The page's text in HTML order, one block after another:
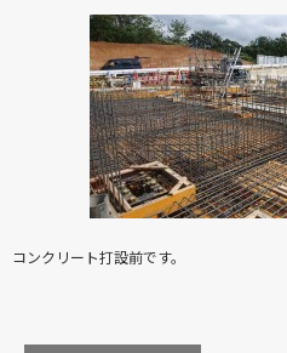
コンクリート打設前です。